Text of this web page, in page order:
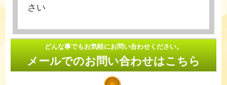
さい
どんな事でもお気軽にお問い合わせください。
メールでのお問い合わせはこちら